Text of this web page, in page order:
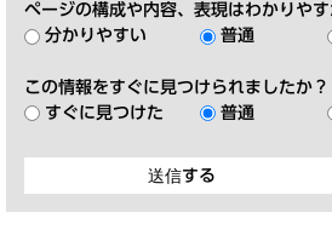
ページの構成や内容、表現はわかりや
分かりやすい
普通
この情報をすぐに見つけられましたか？
すぐに見つけた
普通